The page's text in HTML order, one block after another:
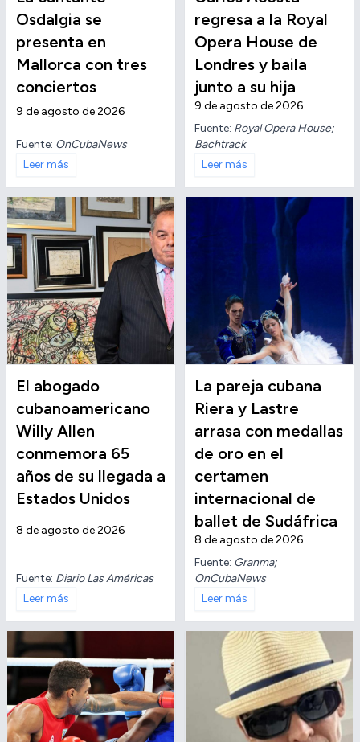
Osdalgia se
presenta en
Mallorca con tres
conciertos
9 de agosto de 2026
Fuente: OnCubaNews
Leer más
regresa a la Royal
Opera House de
Londres y baila
junto a su hija
9 de agosto de 2026
Fuente: Royal Opera House;
Bachtrack
Leer más
El abogado
cubanoamericano
Willy Allen
conmemora 65
años de su llegada a
Estados Unidos
8 de agosto de 2026
Fuente: Diario Las Américas
Leer más
La pareja cubana
Riera y Lastre
arrasa con medallas
de oro en el
certamen
internacional de
ballet de Sudáfrica
8 de agosto de 2026
Fuente: Granma;
OnCubaNews
Leer más